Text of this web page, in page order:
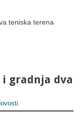
teniska terena
gradnja dva